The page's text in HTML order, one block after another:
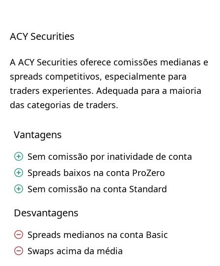
ACY Securities
A ACY Securities oferece comissões medianas e
spreads competitivos, especialmente para
traders experientes. Adequada para a maioria
das categorias de traders.
Vantagens
Sem comissão por inatividade de conta
Spreads baixos na conta ProZero
Sem comissão na conta Standard
Desvantagens
Spreads medianos na conta Basic
Swaps acima da média